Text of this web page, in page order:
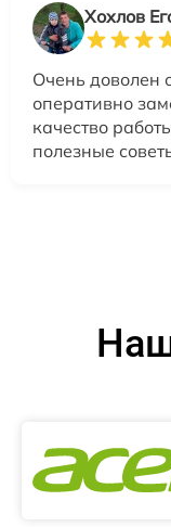
Хохлов
Очень доволен
оперативно
качество
полезные